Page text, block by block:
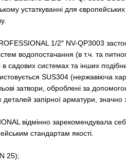
устаткуванні для
1/2″ NV-QP3003
водопостачання (в т.ч. та
садових системах та інших
SUS304 (нержавіюча
затвори, оброблені за
запірної арматури, значно
відмінно зарекомендувала
стандартам якості.
25);